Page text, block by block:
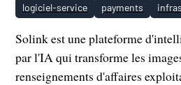
logiciel-service
payments
Solink est une plateforme
par l'IA qui transforme les
renseignements d'affaires